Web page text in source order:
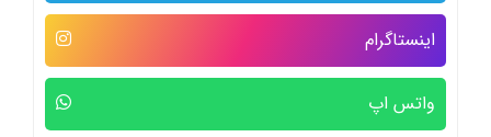
اینستاگرام
واتس اپ